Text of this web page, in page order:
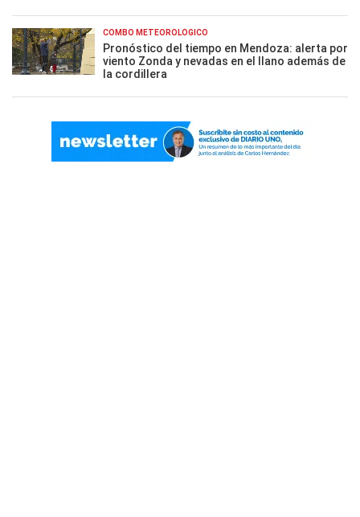
COMBO METEOROLÓGICO
Pronóstico del tiempo en Mendoza: alerta por
viento Zonda y nevadas en el llano además de
la cordillera